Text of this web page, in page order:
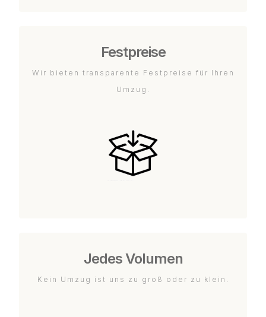
Festpreise
Wir bieten transparente Festpreise für Ihren
Umzug.
Jedes Volumen
Kein Umzug ist uns zu groß oder zu klein.